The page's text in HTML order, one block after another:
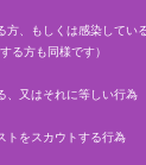
、もしくは感染してい
る方も同様です）
又はそれに等しい行為
をスカウトする行為